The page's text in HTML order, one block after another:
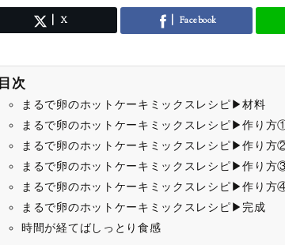
X Facebook
目次
まるで卵のホットケーキミックスレシピ▶材料
まるで卵のホットケーキミックスレシピ▶作り方
まるで卵のホットケーキミックスレシピ▶作り
まるで卵のホットケーキミックスレシピ▶作り方
まるで卵のホットケーキミックスレシピ▶作り方
まるで卵のホットケーキミックスレシピ▶完成
時間が経てばしっとり食感